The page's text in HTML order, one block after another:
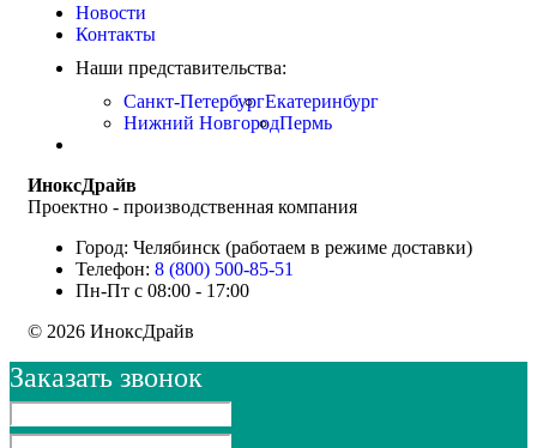
Новости
Контакты
Наши представительства:
Санкт-ПетербургЕкатеринбург
Нижний НовгородПермь
ИноксДрайв
Проектно - производственная компания
Город: Челябинск (работаем в режиме доставки)
Телефон: 8 (800) 500-85-51
Пн-Пт с 08:00 - 17:00
© 2026 ИноксДрайв
Заказать звонок